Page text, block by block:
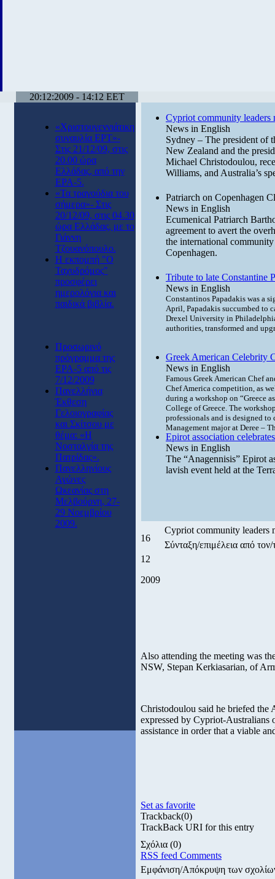
20:12:2009 - 14:12 EET
«Χριστουγεννιάτικη
συναυλία ΕΡΤ»-
Στις 21/12/09, στις
20.00 ώρα
Ελλάδας, από την
ΕΡΑ-5.
«Τα τραγούδια του
σήμερα»- Στις
20/12/09, στις 04.30
ώρα Ελλάδας, με το
Γιάννη
Τζουανόπουλο.
Η εκπομπή "Ο
Ταχυδρόμος"
προσφέρει
ημερολόγια και
παιδικά βιβλία.
Προσωρινό
πρόγραμμα της
ΕΡΑ-5 από τις
7/12/2009
Πανελλήνια
Έκθεση
Γελοιογραφίας
και Σκίτσου με
θέμα: «Η
Νοσταλγία της
Πατρίδας».
Πανελληνίους
Αγώνες
Ωκεανίας στη
Μελβούρνη, 27-
29 Νοεμβρίου
2009.
Cypriot community leaders
News in English
Sydney – The president of
New Zealand and the
Michael Christodoulou,
Williams, and Australia’s
Patriarch on Copenhagen
News in English
Ecumenical Patriarch
agreement to avert the
the international
Copenhagen.
Tribute to late Constantine
News in English
Constantinos Papadakis was a
April, Papadakis succumbed to
Drexel University in
authorities, transformed and
Greek American Celebrity
News in English
Famous Greek American Chef
Chef America competition, as
during a workshop on “Greece
College of Greece. The
professionals and is designed
Management major at Deree –
Epirot association
News in English
The “Anagennisis” Epirot
lavish event held at the
16
12
2009
Cypriot community leaders
Σύνταξη/επιμέλεια από
Also attending the meeting was
NSW, Stepan Kerkiasarian, of
Christodoulou said he briefed the
expressed by Cypriot-Australians
assistance in order that a viable
Set as favorite
Trackback(0)
TrackBack URI for this entry
Σχόλια (0)
RSS feed Comments
Εμφάνιση/Απόκρυψη των